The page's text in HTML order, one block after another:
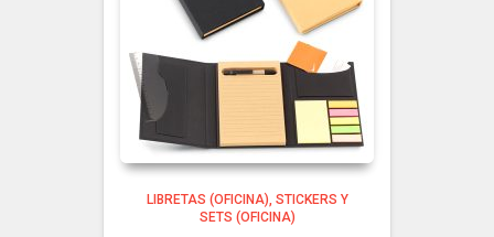
LIBRETAS (OFICINA) STICKERS Y
SETS (OFICINA)